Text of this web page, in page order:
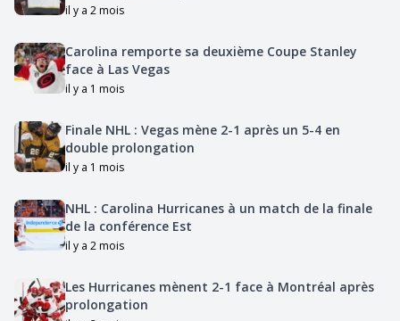
il y a 2 mois
Carolina remporte sa deuxième Coupe Stanley
face à Las Vegas
il y a 1 mois
Finale NHL : Vegas mène 2-1 après un 5-4 en
double prolongation
il y a 1 mois
NHL : Carolina Hurricanes à un match de la finale
de la conférence Est
il y a 2 mois
Les Hurricanes mènent 2-1 face à Montréal après
prolongation